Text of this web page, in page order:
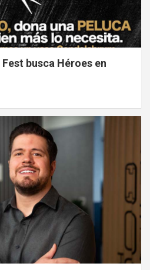
busca Héroes en